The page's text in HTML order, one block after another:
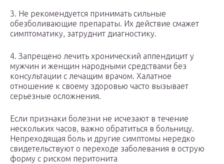
3. Не рекомендуется принимать сильные
обезболивающие препараты. Их действие смажет
симптоматику, затруднит диагностику.
4. Запрещено лечить хронический аппендицит у
мужчин и женщин народными средствами без
консультации с лечащим врачом. Халатное
отношение к своему здоровью часто вызывает
серьезные осложнения.
Если признаки болезни не исчезают в течение
нескольких часов, важно обратиться в больницу.
Непреходящая боль и другие симптомы нередко
свидетельствуют о переходе заболевания в острую
форму с риском перитонита